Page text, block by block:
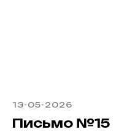
13-05-2026
Письмо №15